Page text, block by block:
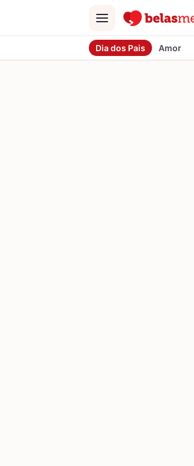
Menu
Dia dos Pais Amor